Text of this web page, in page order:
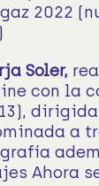
2022
Soler,
con la
a
Ahora